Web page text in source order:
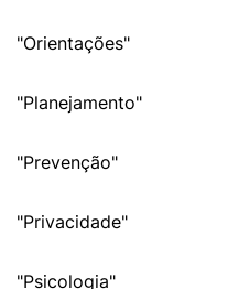
"Orientações"
"Planejamento"
"Prevenção"
"Privacidade"
"Psicologia"